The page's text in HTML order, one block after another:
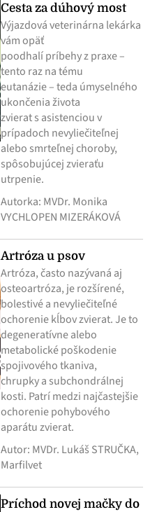
Cesta za dúhový most
Výjazdová veterinárna lekárka
vám opäť
poodhalí príbehy z praxe –
tento raz na tému
eutanázie – teda úmyselného
ukončenia života
zvierat s asistenciou v
prípadoch nevyliečiteľnej
alebo smrteľnej choroby,
spôsobujúcej zvieraťu
utrpenie.
Autorka: MVDr. Monika
VYCHLOPEN MIZERÁKOVÁ
Artróza u psov
Artróza, často nazývaná aj
osteoartróza, je rozšírené,
bolestivé a nevyliečiteľné
ochorenie kĺbov zvierat. Je to
degeneratívne alebo
metabolické poškodenie
spojivového tkaniva,
chrupky a subchondrálnej
kosti. Patrí medzi najčastejšie
ochorenie pohybového
aparátu zvierat.
Autor: MVDr. Lukáš STRUČKA,
Marfilvet
Príchod novej mačky do